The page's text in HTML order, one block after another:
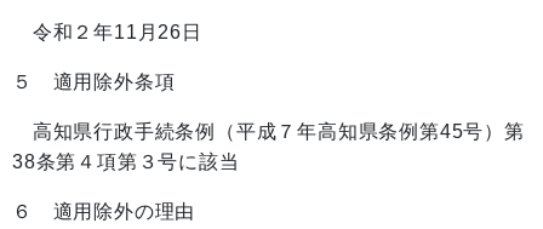
令和２年11月26日
５ 適用除外条項
高知県行政手続条例（平成７年高知県条例第45号）第
38条第４項第３号に該当
６ 適用除外の理由